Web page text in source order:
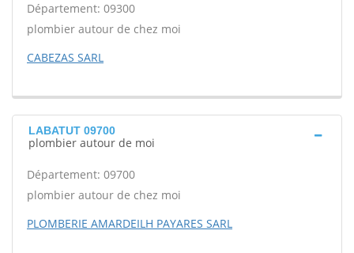
Département: 09300
plombier autour de chez moi
CABEZAS SARL
LABATUT 09700
plombier autour de moi
Département: 09700
plombier autour de chez moi
PLOMBERIE AMARDEILH PAYARES SARL